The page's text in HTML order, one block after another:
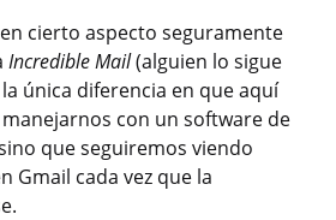
cierto aspecto seguramente
Incredible Mail(alguien lo sigue
única diferencia en que aquí
con un software de
que seguiremos viendo
Gmail cada vez que la